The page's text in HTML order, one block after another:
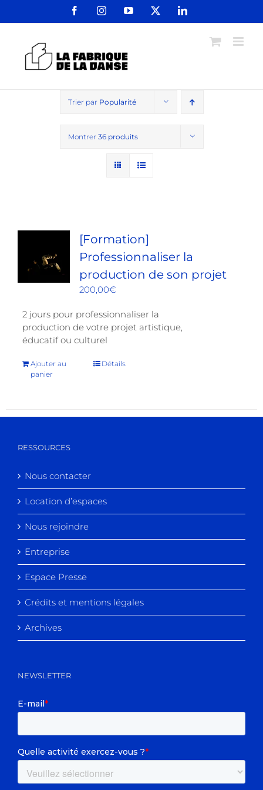
FacebookInstagramYouTube LinkedIn
Trier par Popularité
Montrer 36 produits
[Formation]
Professionnaliser la
production de son projet
200,00€
2 jours pour professionnaliser la
production de votre projet artistique,
éducatif ou culturel
Ajouter au
panier
Détails
RESSOURCES
Nous contacter
Location d’espaces
Nous rejoindre
Entreprise
Espace Presse
Crédits et mentions légales
Archives
NEWSLETTER